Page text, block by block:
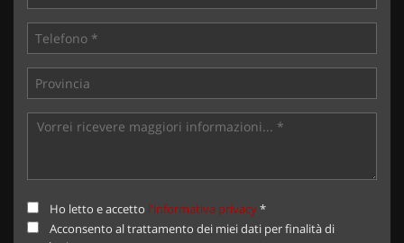
Ho letto e accetto l'informativa privacy*
Acconsento al trattamento dei miei dati per finalità di